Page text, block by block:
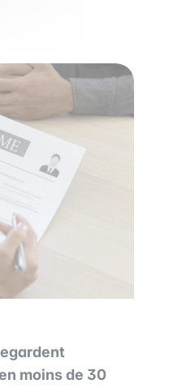
moins de 30